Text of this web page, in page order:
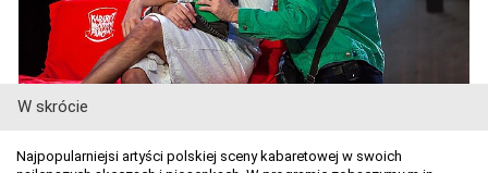
W skrócie
Najpopularniejsi artyści polskiej sceny kabaretowej w swoich